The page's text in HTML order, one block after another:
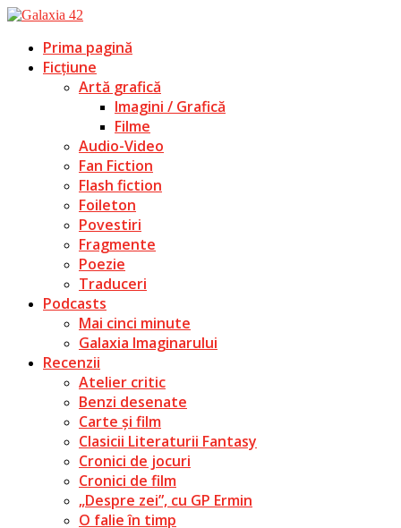
Prima pagină
Ficțiune
Artă grafică
Imagini / Grafică
Filme
Audio-Video
Fan Fiction
Flash fiction
Foileton
Povestiri
Fragmente
Poezie
Traduceri
Podcasts
Mai cinci minute
Galaxia Imaginarului
Recenzii
Atelier critic
Benzi desenate
Carte și film
Clasicii Literaturii Fantasy
Cronici de jocuri
Cronici de film
„Despre zei”, cu GP Ermin
O falie în timp